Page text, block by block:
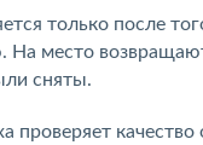
только после
На место
сняты.
проверяет качество